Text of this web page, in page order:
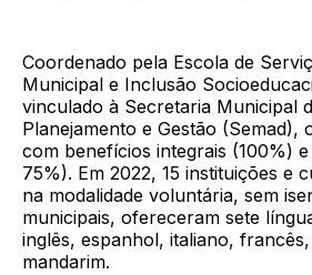
Coordenado pela Escola de
Municipal e Inclusão
vinculado à Secretaria Municipal
Planejamento e Gestão (Semad),
com benefícios integrais (100%)
75%). Em 2022, 15 instituições e
na modalidade voluntária, sem
municipais, ofereceram sete
inglês, espanhol, italiano,
mandarim.